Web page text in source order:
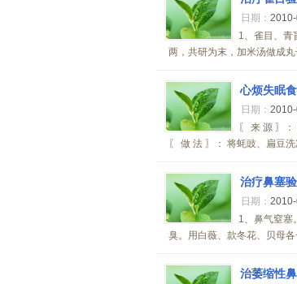
日期：
1、雀目、青
两，共研为末，加米汤做成
心烦失眠
日期：
〖 来 源 〗
〖 做 法 〗： 将蚝豉、扁豆
治疗鼻塞
日期：
1、鼻气窒塞
臭。用白薇、款冬花、贝母
治萎缩性